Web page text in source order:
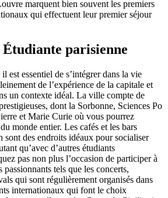
marquent bien souvent les premiers
qui effectuent leur premier séjour
parisienne
est essentiel de s’intégrer dans la vie
de l’expérience de la capitale et
un contexte idéal. La ville compte de
dont la Sorbonne, Sciences Po
et Marie Curie où vous pourrez
monde entier. Les cafés et les bars
sont des endroits idéaux pour socialiser
qu’avec d’autres étudiants
pas non plus l’occasion de participer à
passionnants tels que les concerts,
qui sont régulièrement organisés dans
internationaux qui font le choix